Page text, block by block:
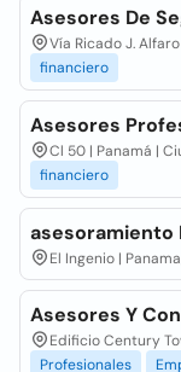
Asesores De
Vía Ricado J.
financiero
Asesores
Cl 50 | Panamá |
financiero
asesoramiento
El Ingenio |
Asesores Y
Edificio Century
Profesionales